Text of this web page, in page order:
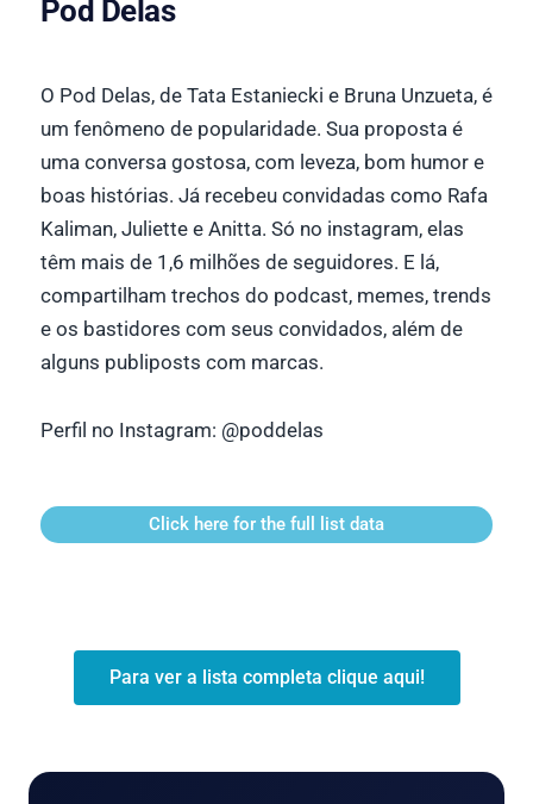
Pod Delas
O Pod Delas, de Tata Estaniecki e Bruna Unzueta, é
um fenômeno de popularidade. Sua proposta é
uma conversa gostosa, com leveza, bom humor e
boas histórias. Já recebeu convidadas como Rafa
Kaliman, Juliette e Anitta. Só no instagram, elas
têm mais de 1,6 milhões de seguidores. E lá,
compartilham trechos do podcast, memes, trends
e os bastidores com seus convidados, além de
alguns publiposts com marcas.
Perfil no Instagram: @poddelas
Click here for the full list data
Para ver a lista completa clique aqui!